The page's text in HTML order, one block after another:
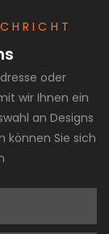
oder
wir Ihnen ein
an Designs
können Sie sich